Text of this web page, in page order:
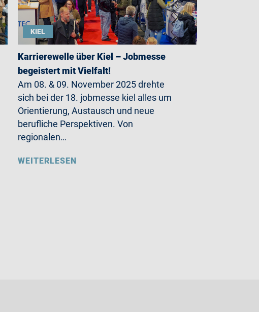
KIEL
Karrierewelle über Kiel – Jobmesse
begeistert mit Vielfalt!
Am 08. & 09. November 2025 drehte
sich bei der 18. jobmesse kiel alles um
Orientierung, Austausch und neue
berufliche Perspektiven. Von
regionalen…
WEITERLESEN